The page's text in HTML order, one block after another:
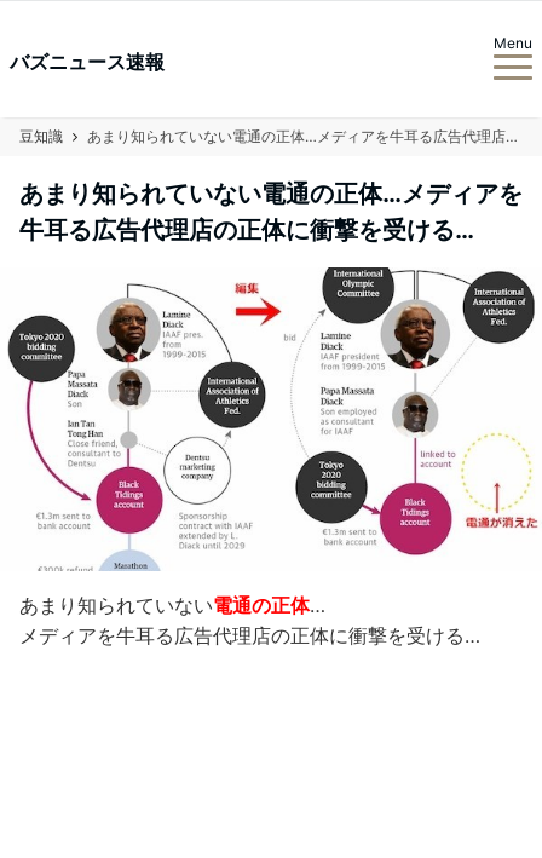
バズニュース速報
Menu
豆知識 あまり知られていない電通の正体…メディアを牛耳る広告代理店の正体に衝撃を受ける…
あまり知られていない電通の正体…メディアを
牛耳る広告代理店の正体に衝撃を受ける…
あまり知られていない電通の正体…
メディアを牛耳る広告代理店の正体に衝撃を受ける…